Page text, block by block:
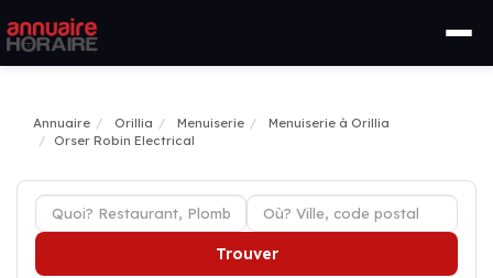
Annuaire Orillia Menuiserie
Menuiserie à Orillia
Orser Robin Electrical
Trouver